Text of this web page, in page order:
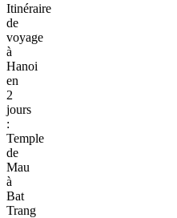
Itinéraire
de
voyage
à
Hanoi
en
2
jours
:
Temple
de
Mau
à
Bat
Trang